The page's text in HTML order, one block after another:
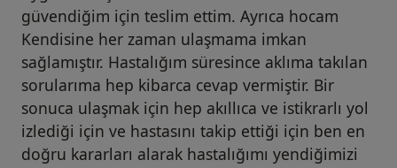
güvendiğim için teslim ettim. Ayrıca hocam
Kendisine her zaman ulaşmama imkan
sağlamıştır. Hastalığım süresince aklıma takılan
sorularıma hep kibarca cevap vermiştir. Bir
sonuca ulaşmak için hep akıllıca ve istikrarlı yol
izlediği için ve hastasını takip ettiği için ben en
doğru kararları alarak hastalığımı yendiğimizi